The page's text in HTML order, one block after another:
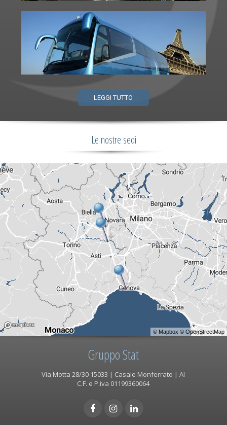
LEGGI TUTTO
Le nostre sedi
© Mapbox © OpenStreetMap
Gruppo Stat
Via Motta 28/30 15033 | Casale Monferrato | Al
C.F. e P.iva 01199360064